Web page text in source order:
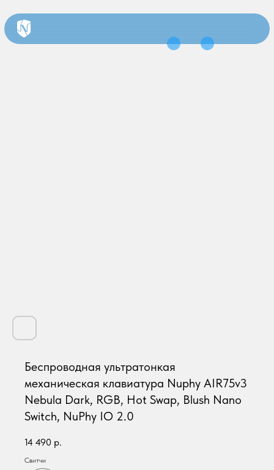
Беспроводная ультратонкая
механическая клавиатура Nuphy AIR75v3
Nebula Dark, RGB, Hot Swap, Blush Nano
Switch, NuPhy IO 2.0
14 490 р.
Свитчи